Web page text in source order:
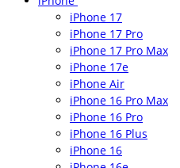
iPhone 17
iPhone 17 Pro
iPhone 17 Pro Max
iPhone 17e
iPhone Air
iPhone 16 Pro Max
iPhone 16 Pro
iPhone 16 Plus
iPhone 16